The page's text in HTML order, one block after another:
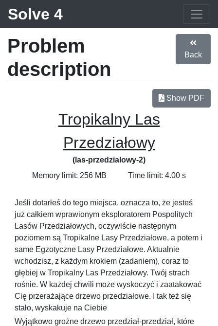
Solve 4
Problem
description
Back
Show PDF
Tropikalny Las
Przedziałowy
(las-przedzialowy-2)
Memory limit: 256 MB
Time limit: 4.00 s
Jeśli dotarłeś do tego miejsca, oznacza to, że jesteś
już całkiem wprawionym eksploratorem Pospolitych
Lasów Przedziałowych, oczywiście następnym
poziomem są Tropikalne Lasy Przedziałowe, a potem i
same Egzotyczne Lasy Przedziałowe. Aktualnie
wchodzisz, z każdym krokiem (zadaniem), coraz to
głębiej w Tropikalny Las Przedziałowy. Twój strach
rośnie. W każdej chwili może wyskoczyć i zaatakować
Cię przerażające drzewo przedziałowe. I tak też się
stało, wyskakuje na Ciebie
Wyjątkowo groźne drzewo przedział-przedział, które